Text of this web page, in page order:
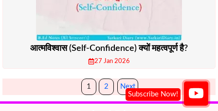
आत्मविश्वास (Self-Confidence) क्यों महत्वपूर्ण है?
27 Jan 2026
1 2 Next